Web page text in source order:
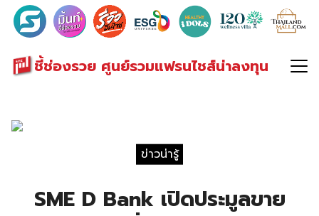
ชี้ช่องรวย ศูนย์รวมแฟรนไชส์น่าลงทุน
Search
for:
ข่าวน่ารู้
SME D Bank เปิดประมูลขาย